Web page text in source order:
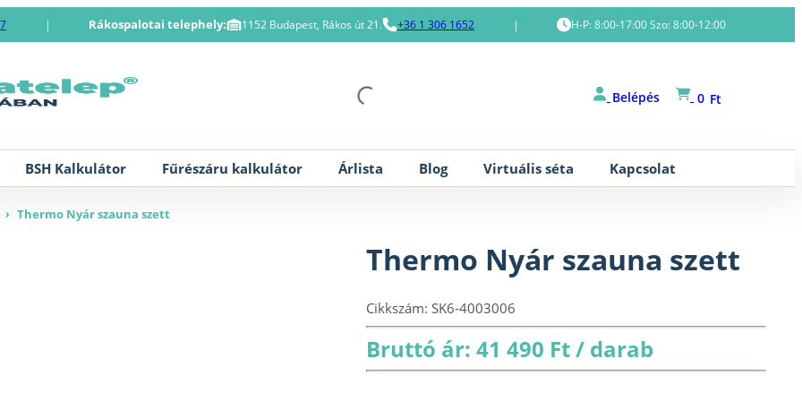
| Rákospalotai telephely: 1152 Budapest, Rákos út 21. +36 1 306 1652 | H-P: 8:00-17:00 Szo: 8:00-12:00
Belépés 0 Ft
BSH Kalkulátor Fűrészáru kalkulátor Árlista Blog Virtuális séta Kapcsolat
› Thermo Nyár szauna szett
Thermo Nyár szauna szett
Cikkszám: SK6-4003006
Bruttó ár: 41 490 Ft / darab